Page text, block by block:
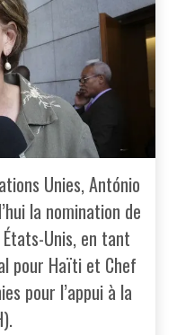
Unies, António
la nomination de
Unis, en tant
pour Haïti et Chef
pour l’appui à la